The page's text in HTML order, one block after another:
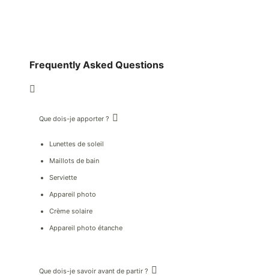
Frequently Asked Questions
Que dois-je apporter ?
Lunettes de soleil
Maillots de bain
Serviette
Appareil photo
Crème solaire
Appareil photo étanche
Que dois-je savoir avant de partir ?